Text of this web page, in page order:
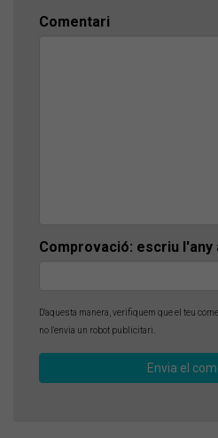
Comentari
Comprovació: escriu l'any
D'aquesta manera, verifiquem que el teu
no l'envia un robot publicitari.